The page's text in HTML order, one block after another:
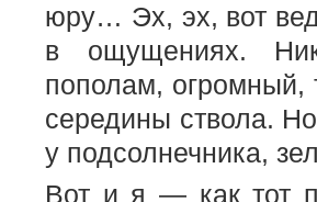
юру… Эх, эх, вот
в ощущениях.
пополам, огромный,
середины ствола.
у подсолнечника,
Вот и я — как тот